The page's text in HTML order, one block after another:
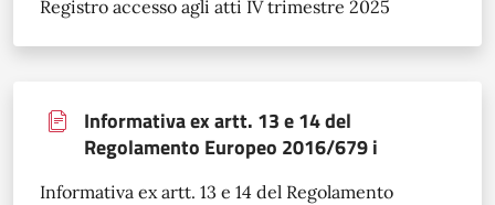
Registro accesso agli atti IV trimestre 2025
Informativa ex artt. 13 e 14 del
Regolamento Europeo 2016/679 i
Informativa ex artt. 13 e 14 del Regolamento